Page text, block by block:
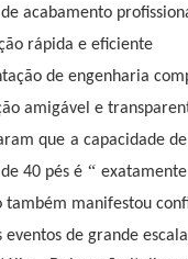
acabamento
rápida e eficiente
de engenharia
amigável e
que a capacidade
40 pés é “
também manifestou
eventos de grande